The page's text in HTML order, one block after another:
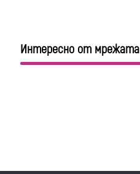
Интересно от мрежата